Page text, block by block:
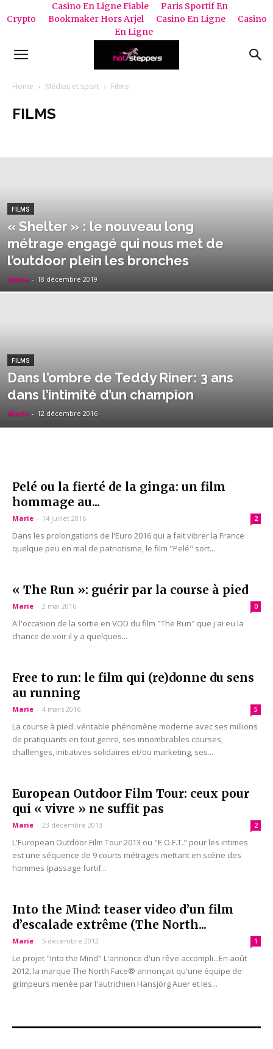
Casino En Ligne Fiable
Paris Sportif En
Crypto
Bookmaker Hors Arjel Casino En Ligne
Casino
En Ligne
HOTSTEPPERS
Home Médias et sport Films
FILMS
FILMS
« Shelter » : le nouveau long
métrage engagé qui nous met de
l’outdoor plein les bronches
Marie - 18 décembre 2019
FILMS
Dans l’ombre de Teddy Riner: 3 ans
dans l’intimité d’un champion
Marie - 12 décembre 2016
Pelé ou la fierté de la ginga: un film
hommage au...
Marie - 14 juillet 2016 2
Dans les prolongations de l'Euro 2016 qui a fait vibrer la France
quelque peu en mal de patriotisme, le film "Pelé" sort...
« The Run »: guérir par la course à pied
Marie - 2 mai 2016 0
A l'occasion de la sortie en VOD du film "The Run" que j'ai eu la
chance de voir il y a quelques...
Free to run: le film qui (re)donne du sens
au running
Marie - 4 mars 2016 5
La course à pied: véritable phénomène moderne avec ses millions
de pratiquants en tout genre, ses innombrables courses,
challenges, initiatives solidaires et/ou marketing, ses...
European Outdoor Film Tour: ceux pour
qui « vivre » ne suffit pas
Marie - 23 décembre 2013 2
L'European Outdoor Film Tour 2013 ou "E.O.F.T." pour les intimes
est une séquence de 9 courts métrages mettant en scène des
hommes (passage furtif...
Into the Mind: teaser video d’un film
d’escalade extrême (The North...
Marie - 5 décembre 2012 1
Le projet "Into the Mind" L'annonce d'un rêve accompli...En août
2012, la marque The North Face® annonçait qu'une équipe de
grimpeurs menée par l'autrichien Hansjörg Auer et les...